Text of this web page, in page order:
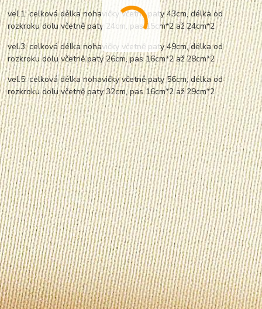
vel.1: celková délka nohavičky včetně paty 43cm, délka od
rozkroku dolu včetně paty 24cm, pas 15cm*2 až 24cm*2
vel.3: celková délka nohavičky včetně paty 49cm, délka od
rozkroku dolu včetně paty 26cm, pas 16cm*2 až 28cm*2
vel.5: celková délka nohavičky včetně paty 56cm, délka od
rozkroku dolu včetně paty 32cm, pas 16cm*2 až 29cm*2